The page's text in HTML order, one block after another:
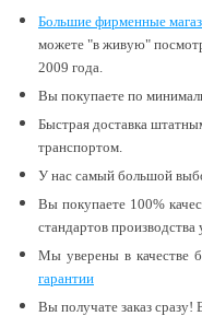
Большие фирменные
можете "в живую"
2009 года.
Вы покупаете по
Быстрая доставка
транспортом.
У нас самый большой
Вы покупаете 100%
стандартов производства
Мы уверены в качестве
гарантии
Вы получате заказ сразу!